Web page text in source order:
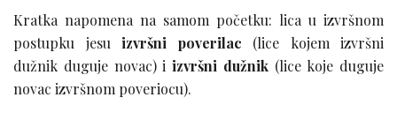
Kratka napomena na samom početku: lica u izvršnom
postupku jesu izvršni poverilac (lice kojem izvršni
dužnik duguje novac) i izvršni dužnik(lice koje duguje
novac izvršnom poveriocu).